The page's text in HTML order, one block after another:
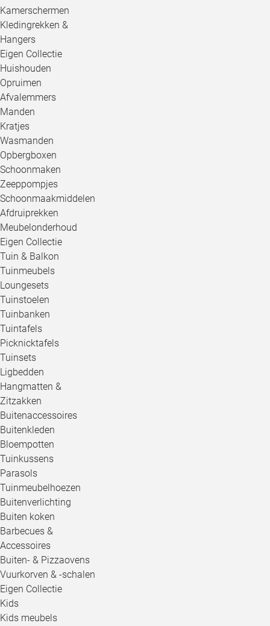
Kamerschermen
Kledingrekken &
Hangers
Eigen Collectie
Huishouden
Opruimen
Afvalemmers
Manden
Kratjes
Wasmanden
Opbergboxen
Schoonmaken
Zeeppompjes
Schoonmaakmiddelen
Afdruiprekken
Meubelonderhoud
Eigen Collectie
Tuin & Balkon
Tuinmeubels
Loungesets
Tuinstoelen
Tuinbanken
Tuintafels
Picknicktafels
Tuinsets
Ligbedden
Hangmatten &
Zitzakken
Buitenaccessoires
Buitenkleden
Bloempotten
Tuinkussens
Parasols
Tuinmeubelhoezen
Buitenverlichting
Buiten koken
Barbecues &
Accessoires
Buiten- & Pizzaovens
Vuurkorven & -schalen
Eigen Collectie
Kids
Kids meubels